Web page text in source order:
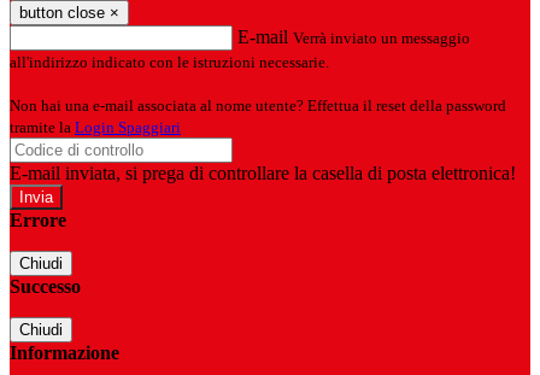
button close ×
E-mail Verrà inviato un messaggio
all'indirizzo indicato con le istruzioni necessarie.
Non hai una e-mail associata al nome utente? Effettua il reset della password
tramite la Login Spaggiari
E-mail inviata, si prega di controllare la casella di posta elettronica!
Errore
Chiudi
Successo
Chiudi
Informazione